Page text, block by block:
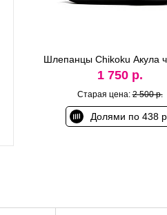
Шлепанцы Сhikoku Акула
1 750 р.
Старая цена:2 500 р.
Долями по 438 р.